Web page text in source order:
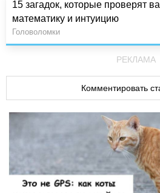
15 загадок, которые проверят
математику и интуицию
Головоломки
РЕКЛАМА
Комментировать